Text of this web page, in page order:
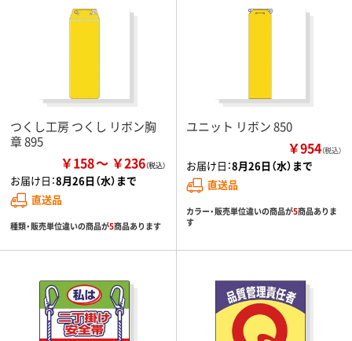
つくし工房 つくし リボン胸
章 895
￥158 ￥236
お届け日：8月26日（水）まで
直送品
種類・販売単位違いの商品が5商品あります
ユニット リボン 850
￥954（税込）
お届け日：8月26日（水）まで
直送品
カラー・販売単位違いの商品が5商品ありま
す